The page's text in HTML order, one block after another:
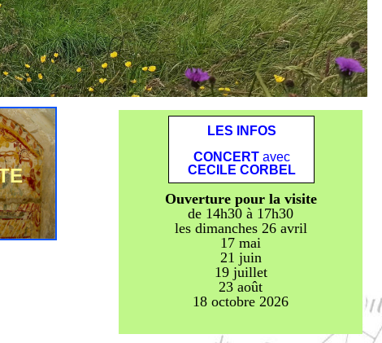
LES INFOS
CONCERTavec
CECILE CORBEL
Ouverture pour la visite
de 14h30 à 17h30
les dimanches 26 avril
17 mai
21 juin
19 juillet
23 août
18 octobre 2026